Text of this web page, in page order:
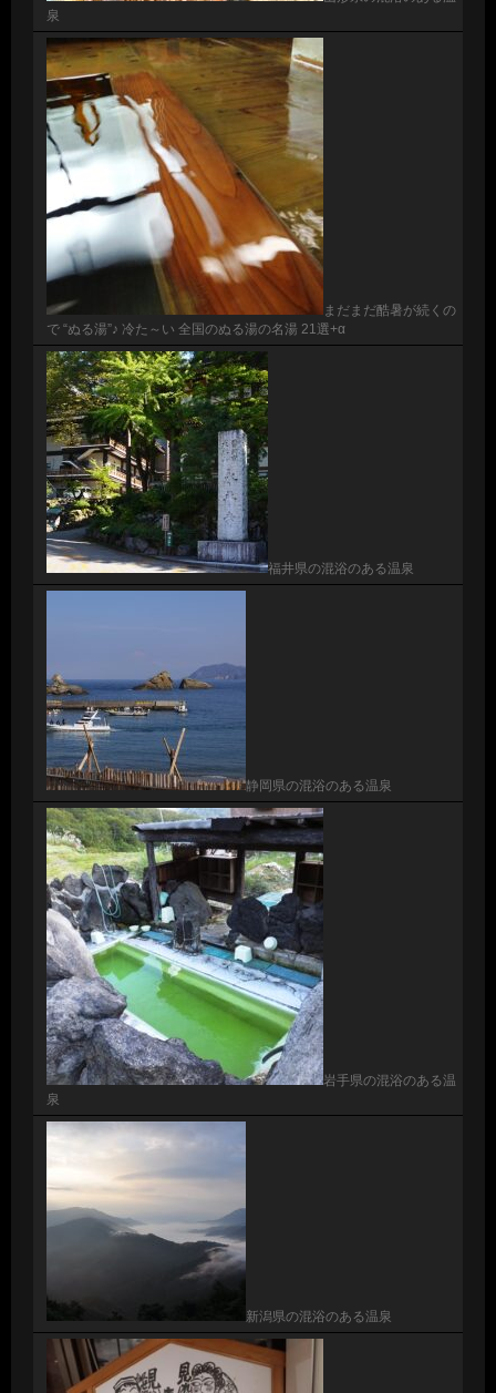
泉
まだまだ酷暑が続くの
で “ぬる湯”♪ 冷た～い 全国のぬる湯の名湯 21選+α
福井県の混浴のある温泉
静岡県の混浴のある温泉
岩手県の混浴のある温
泉
新潟県の混浴のある温泉